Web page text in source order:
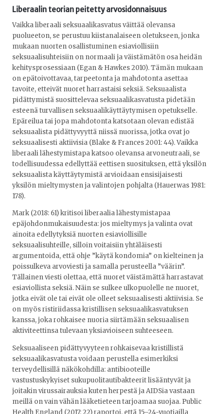
Liberaalin teorian peitetty arvosidonnaisuus
Vaikka liberaali seksuaalikasvatus väittää olevansa
puolueeton, se perustuu kiistanalaiseen oletukseen, jonka
mukaan nuorten osallistuminen esiaviollisiin
seksuaalisuhteisiin on normaali ja väistämätön osa heidän
kehitysprosessiaan (Egan & Hawkes 2010). Tämän mukaan
on epätoivottavaa, tarpeetonta ja mahdotonta asettaa
tavoite, etteivät nuoret harrastaisi seksiä. Seksuaalista
pidättymistä suosittelevaa seksuaalikasvatusta pidetään
esteenä turvallisen seksuaalikäyttäytymisen opetukselle.
Epäreilua tai jopa mahdotonta katsotaan olevan edistää
seksuaalista pidättyvyyttä niissä nuorissa, jotka ovat jo
seksuaalisesti aktiivisia (Blake & Frances 2001: 44). Vaikka
liberaali lähestymistapa katsoo olevansa arvoneutraali, se
todellisuudessa edellyttää eettisen suosituksen, että yksilön
seksuaalista käyttäytymistä arvioidaan ensisijaisesti
yksilön mieltymysten ja valintojen pohjalta (Hauerwas 1981:
178).
Mark (2018: 61) kritisoi liberaalia lähestymistapaa
epäjohdonmukaisuudesta: jos mieltymys ja valinta ovat
ainoita edellytyksiä nuorten esiaviollisille
seksuaalisuhteille, silloin voitaisiin yhtäläisesti
argumentoida, että ohje ”käytä kondomia” on kielteinen ja
poissulkeva arvoviesti ja samalla perusteella ”väärin”.
Tällainen viesti olettaa, että nuoret väistämättä harrastavat
esiaviollista seksiä. Näin se sulkee ulkopuolelle ne nuoret,
jotka eivät ole tai eivät ole olleet seksuaalisesti aktiivisia. Se
on myös ristiriidassa kristillisen seksuaalikasvatuksen
kanssa, joka rohkaisee nuoria siirtämään seksuaalisen
aktiviteettinsa tulevaan yksiavioiseen suhteeseen.
Seksuaaliseen pidättyvyyteen rohkaisevaa kristillistä
seksuaalikasvatusta voidaan perustella esimerkiksi
terveydellisillä näkökohdilla: antibiooteille
vastustuskykyiset sukupuolitautibakteerit lisääntyvät ja
joitakin virussairauksia kuten herpestä ja AIDSia vastaan
meillä on vain vähän lääketieteen tarjoamaa suojaa. Public
Health England (2017: 22) raportoi, että 15–24-vuotiailla